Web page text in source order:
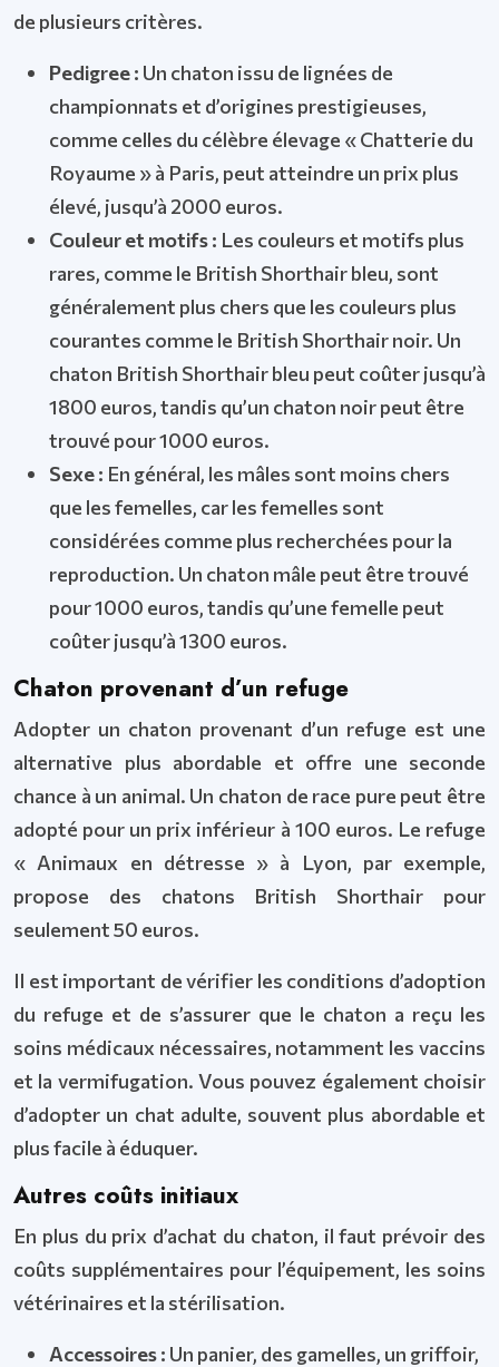
de plusieurs critères.
Pedigree : Un chaton issu de lignées de
championnats et d’origines prestigieuses,
comme celles du célèbre élevage « Chatterie du
Royaume » à Paris, peut atteindre un prix plus
élevé, jusqu’à 2000 euros.
Couleur et motifs : Les couleurs et motifs plus
rares, comme le British Shorthair bleu, sont
généralement plus chers que les couleurs plus
courantes comme le British Shorthair noir. Un
chaton British Shorthair bleu peut coûter jusqu’à
1800 euros, tandis qu’un chaton noir peut être
trouvé pour 1000 euros.
Sexe : En général, les mâles sont moins chers
que les femelles, car les femelles sont
considérées comme plus recherchées pour la
reproduction. Un chaton mâle peut être trouvé
pour 1000 euros, tandis qu’une femelle peut
coûter jusqu’à 1300 euros.
Chaton provenant d’un refuge
Adopter un chaton provenant d’un refuge est une
alternative plus abordable et offre une seconde
chance à un animal. Un chaton de race pure peut être
adopté pour un prix inférieur à 100 euros. Le refuge
« Animaux en détresse » à Lyon, par exemple,
propose des chatons British Shorthair pour
seulement 50 euros.
Il est important de vérifier les conditions d’adoption
du refuge et de s’assurer que le chaton a reçu les
soins médicaux nécessaires, notamment les vaccins
et la vermifugation. Vous pouvez également choisir
d’adopter un chat adulte, souvent plus abordable et
plus facile à éduquer.
Autres coûts initiaux
En plus du prix d’achat du chaton, il faut prévoir des
coûts supplémentaires pour l’équipement, les soins
vétérinaires et la stérilisation.
Accessoires : Un panier, des gamelles, un griffoir,